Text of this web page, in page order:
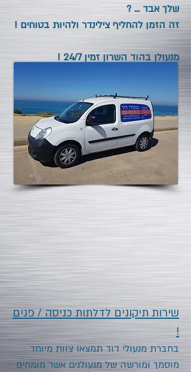
שלך אבד ... ?
זה הזמן להחליף צילינדר ולהיות בטוחים !
מנעולן בהוד השרון זמין 24/7 !
שירות תיקונים לדלתות כניסה / פנים
!
בחברת מנעולי דוד תמצאו צוות מיוחד
מוסמך ומורשה של מנעולנים אשר מומחים